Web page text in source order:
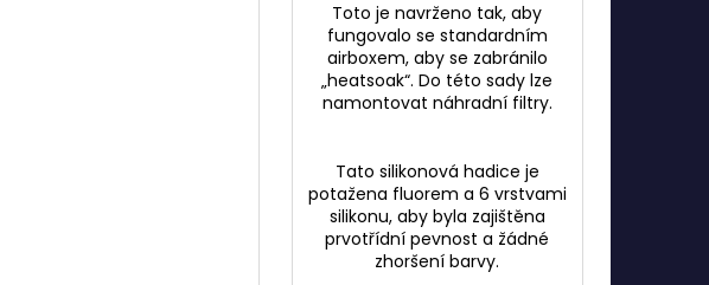
Toto je navrženo tak, aby
fungovalo se standardním
airboxem, aby se zabránilo
„heatsoak“. Do této sady lze
namontovat náhradní filtry.
Tato silikonová hadice je
potažena fluorem a 6 vrstvami
silikonu, aby byla zajištěna
prvotřídní pevnost a žádné
zhoršení barvy.